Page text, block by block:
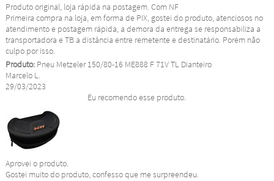
Produto original, loja rápida na postagem. Com NF
Primeira compra na loja, em forma de PIX, gostei do produto, atenciosos no
atendimento e postagem rápida, a demora da entrega se responsabiliza a
transportadora e TB a distância entre remetente e destinatário. Porém não
culpo por isso.
Produto:Pneu Metzeler 150/80-16 ME888 F 71V TL Dianteiro
Marcelo L.
29/03/2023
Eu recomendo esse produto.
Aprovei o produto.
Gostei muito do produto, confesso que me surpreendeu.